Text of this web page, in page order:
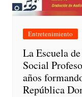
Entretenimiento
La Escuela
Social
años
República